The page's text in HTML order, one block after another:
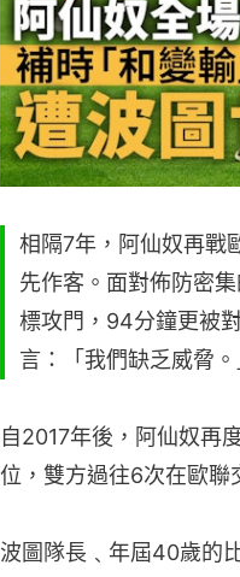
相隔7年，阿仙奴再戰
先作客。面對佈防密
標攻門，94分鐘更被
言：「我們缺乏威脅。
自2017年後，阿仙奴再
位，雙方過往6次在歐聯
波圖隊長﹑年屆40歲的